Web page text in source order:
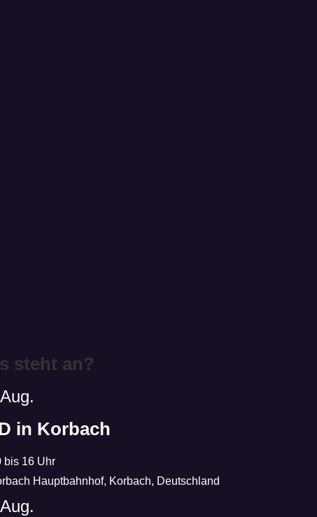
steht an?
in Korbach
bis 16 Uhr
Hauptbahnhof, Korbach, Deutschland